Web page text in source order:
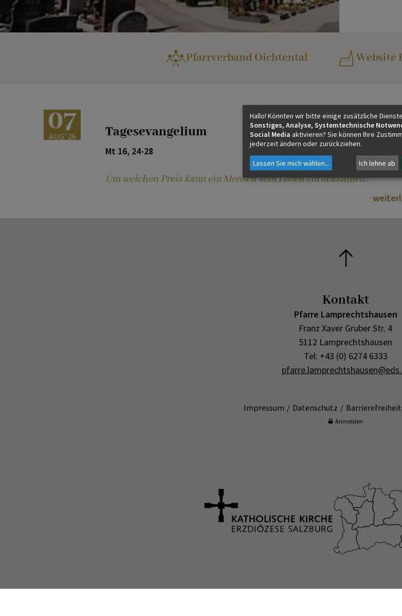
Pfarrverband Oichtental Website
07
AUG' 26 Tagesevangelium
Mt 16, 24-28
Um welchen Preis kann ein Mensch sein Leben zurückkaufen?
Kontakt
Pfarre Lamprechtshausen
Franz Xaver Gruber Str. 4
5112 Lamprechtshausen
Tel: +43 (0) 6274 6333
Impressum Datenschutz
Anmelden
Hallo! Könnten wir bitte einige zusätzliche
Sonstiges, Analyse, Systemtechnische
Social Media aktivieren? Sie können Ihre
jederzeit ändern oder zurückziehen.
Lassen Sie mich wählen... Ich lehne ab